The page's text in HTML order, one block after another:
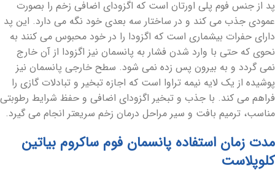
پد از جنس فوم پلی اورتان است که اگزودای اضافی زخم را بصورت
عمودی جذب می ‏کند و در ساختار سه بعدی خود نگه می ‏دارد. این پد
دارای حفرات بیشماری است که اگزودا را در خود محبوس می‏ کنند به
نحوی که حتی با وارد شدن فشار به پانسمان نیز اگزودا از آن خارج
نمی ‏گردد و به بیرون پس زده نمی ‏شود. سطح خارجی پانسمان نیز
پوشیده از یک لایه نیمه تراوا است که اجازه تبخیر و تبادلات گازی را
فراهم می ‏کند. با جذب و تبخیر اگزودای اضافی و حفظ شرایط رطوبتی
مناسب، ترمیم بافت و سیر مراحل درمان زخم سریعتر انجام می‏ گیرد.
مدت زمان استفاده پانسمان فوم ساکروم بیاتین
کلوپلاست